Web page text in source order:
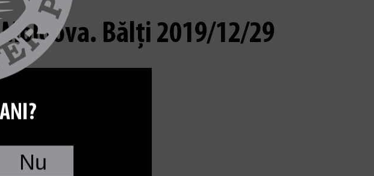
Bălți 2019/12/29
Nu